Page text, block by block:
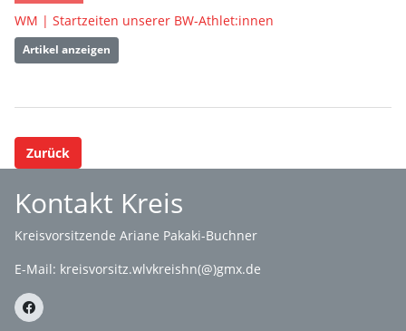
WM | Startzeiten unserer BW-Athlet:innen
Artikel anzeigen
Zurück
Kontakt Kreis
Kreisvorsitzende Ariane Pakaki-Buchner
E-Mail: kreisvorsitz.wlvkreishn(@)gmx.de